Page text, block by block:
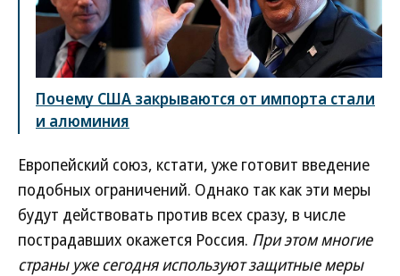
Почему США закрываются от импорта стали
и алюминия
Европейский союз, кстати, уже готовит введение
подобных ограничений. Однако так как эти меры
будут действовать против всех сразу, в числе
пострадавших окажется Россия. При этом многие
страны уже сегодня используют защитные меры